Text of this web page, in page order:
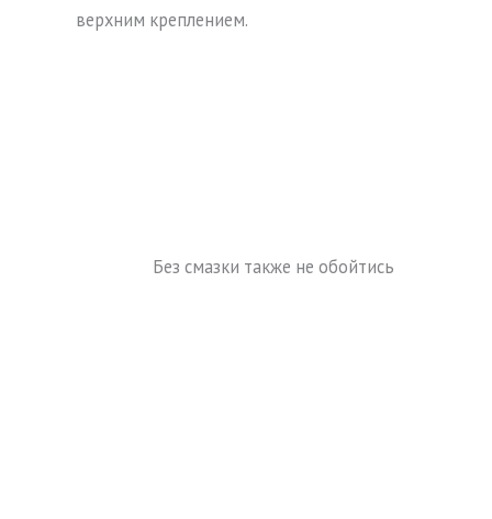
верхним креплением.
Без смазки также не обойтись